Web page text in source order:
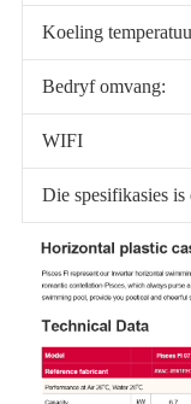
Koeling
Bedryf omvang:
WIFI
Die spesifikasies